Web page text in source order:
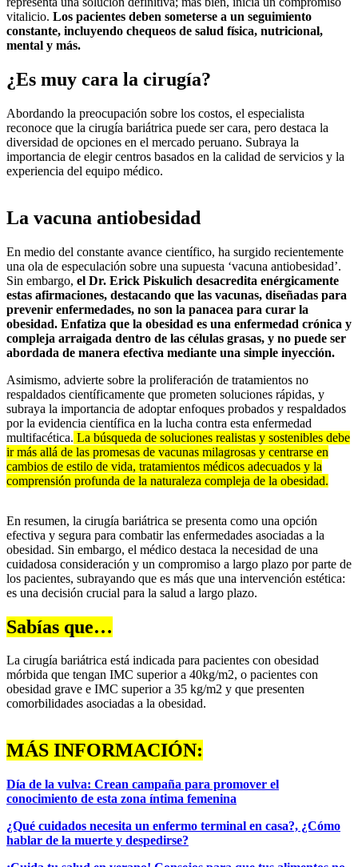
vitalicio. Los pacientes deben someterse a un seguimiento
constante, incluyendo chequeos de salud física, nutricional,
mental y más.
¿Es muy cara la cirugía?
Abordando la preocupación sobre los costos, el especialista
reconoce que la cirugía bariátrica puede ser cara, pero destaca la
diversidad de opciones en el mercado peruano. Subraya la
importancia de elegir centros basados en la calidad de servicios y la
experiencia del equipo médico.
La vacuna antiobesidad
En medio del constante avance científico, ha surgido recientemente
una ola de especulación sobre una supuesta ‘vacuna antiobesidad’.
Sin embargo, el Dr. Erick Piskulich desacredita enérgicamente
estas afirmaciones, destacando que las vacunas, diseñadas para
prevenir enfermedades, no son la panacea para curar la
obesidad. Enfatiza que la obesidad es una enfermedad crónica y
compleja arraigada dentro de las células grasas, y no puede ser
abordada de manera efectiva mediante una simple inyección.
Asimismo, advierte sobre la proliferación de tratamientos no
respaldados científicamente que prometen soluciones rápidas, y
subraya la importancia de adoptar enfoques probados y respaldados
por la evidencia científica en la lucha contra esta enfermedad
multifacética. La búsqueda de soluciones realistas y sostenibles debe
ir más allá de las promesas de vacunas milagrosas y centrarse en
cambios de estilo de vida, tratamientos médicos adecuados y la
comprensión profunda de la naturaleza compleja de la obesidad.
En resumen, la cirugía bariátrica se presenta como una opción
efectiva y segura para combatir las enfermedades asociadas a la
obesidad. Sin embargo, el médico destaca la necesidad de una
cuidadosa consideración y un compromiso a largo plazo por parte de
los pacientes, subrayando que es más que una intervención estética:
es una decisión crucial para la salud a largo plazo.
Sabías que…
La cirugía bariátrica está indicada para pacientes con obesidad
mórbida que tengan IMC superior a 40kg/m2, o pacientes con
obesidad grave e IMC superior a 35 kg/m2 y que presenten
comorbilidades asociadas a la obesidad.
MÁS INFORMACIÓN:
Día de la vulva: Crean campaña para promover el
conocimiento de esta zona íntima femenina
¿Qué cuidados necesita un enfermo terminal en casa?, ¿Cómo
hablar de la muerte y despedirse?